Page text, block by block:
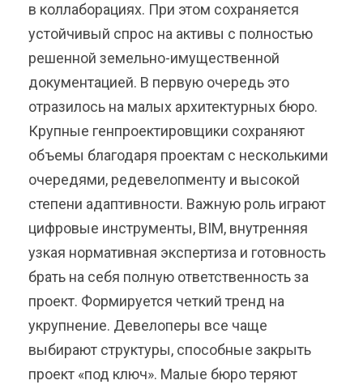
в коллаборациях. При этом сохраняется
устойчивый спрос на активы с полностью
решенной земельно-имущественной
документацией. В первую очередь это
отразилось на малых архитектурных бюро.
Крупные генпроектировщики сохраняют
объемы благодаря проектам с несколькими
очередями, редевелопменту и высокой
степени адаптивности. Важную роль играют
цифровые инструменты, BIM, внутренняя
узкая нормативная экспертиза и готовность
брать на себя полную ответственность за
проект. Формируется четкий тренд на
укрупнение. Девелоперы все чаще
выбирают структуры, способные закрыть
проект «под ключ». Малые бюро теряют